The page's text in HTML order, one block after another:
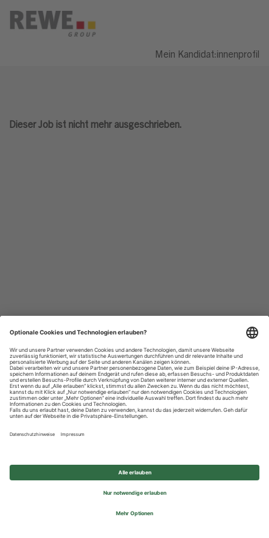
Mein Kandidat:innenprofil
Dieser Job ist nicht mehr ausgeschrieben.
Datenschutzhinweise
Impressum
Privatsphäre-Einstellungen
© 2026 REWE Group - All rights reserved